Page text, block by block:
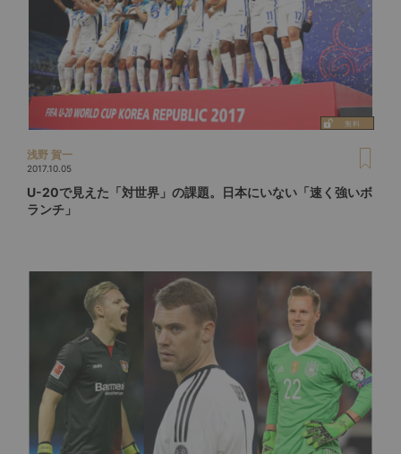
浅野 賀一
2017.10.05
U-20で見えた「対世界」の課題。日本にいない「速く強いボ
ランチ」